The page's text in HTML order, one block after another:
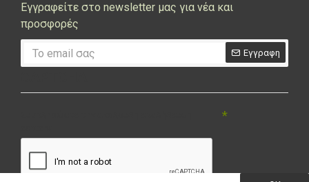
Εγγραφείτε στο newsletter μας για νέα και
προσφορές
Εγγραφη